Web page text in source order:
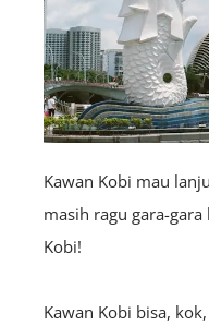
Kawan Kobi mau
masih ragu gara-gara
Kobi!
Kawan Kobi bisa,